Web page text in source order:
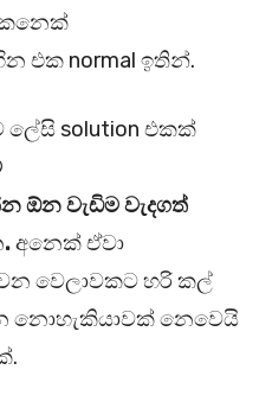
එක normal ඉතින්.
solution එකක්
ඕන වැඩිම වැදගත්
.අනෙක් ඒවා
වෙලාවකට හරි කල්
නොහැකියාවක් නෙවෙයි